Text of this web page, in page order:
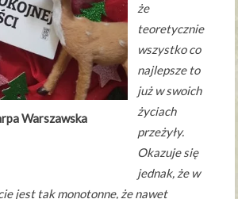
Warszawska
że
teoretycznie
wszystko co
najlepsze to
już w swoich
życiach
przeżyły.
Okazuje się
jednak, że w
jest tak monotonne, że nawet